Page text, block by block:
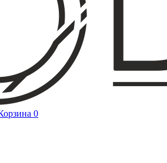
0